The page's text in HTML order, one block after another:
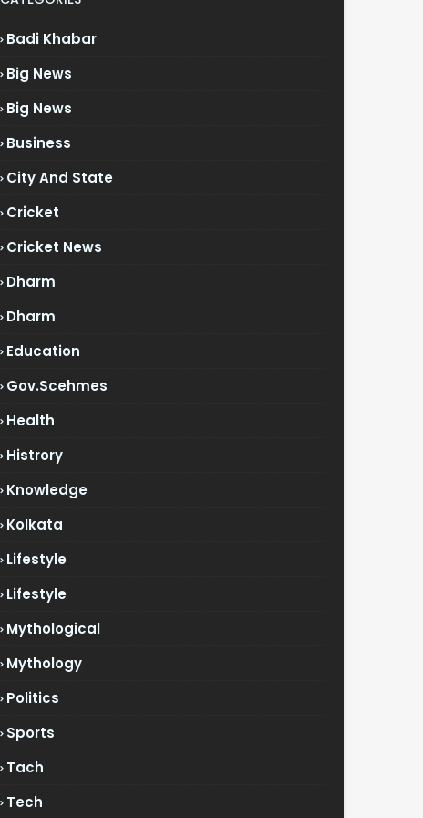
Badi Khabar
Big News
Big News
Business
City And State
Cricket
Cricket News
Dharm
Dharm
Education
Gov.scehmes
Health
Histrory
Knowledge
Kolkata
Lifestyle
Lifestyle
Mythological
Mythology
Politics
Sports
Tach
Tech